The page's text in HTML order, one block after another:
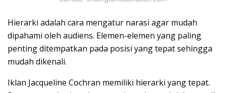
Hierarki adalah cara mengatur narasi agar mudah
dipahami oleh audiens. Elemen-elemen yang paling
penting ditempatkan pada posisi yang tepat sehingga
mudah dikenali.
Iklan Jacqueline Cochran memiliki hierarki yang tepat.